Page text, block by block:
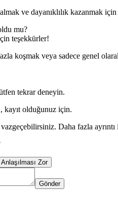
ve dayanıklılık kazanmak
mu?
teşekkürler!
koşmak veya sadece genel
tekrar deneyin.
, kayıt olduğunuz için.
Daha fazla
Anlaşılması Zor
Gönder